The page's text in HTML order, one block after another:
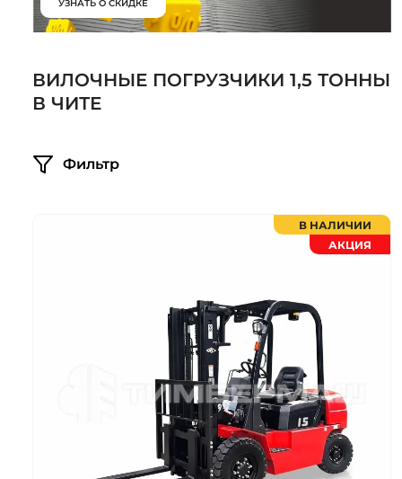
УЗНАТЬ О СКИДКЕ
ВИЛОЧНЫЕ ПОГРУЗЧИКИ 1,5 ТОННЫ
В ЧИТЕ
Фильтр
В НАЛИЧИИ
АКЦИЯ
Системы 3D нивелирования
Грейферные захваты
Посевная техника